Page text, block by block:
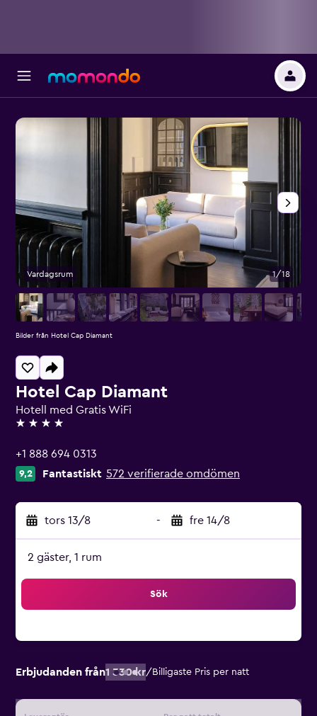
Hotel Cap Diamant
Hotell med Gratis WiFi
4 stjärnor
+1 888 694 0313
9,2 Fantastiskt 572 verifierade omdömen
tors 13/8 - fre 14/8
2 gäster, 1 rum
Sök
Erbjudanden från1 330 kr/ Billigaste Pris per natt
Vardagsrum 1/18
Bilder från Hotel Cap Diamant